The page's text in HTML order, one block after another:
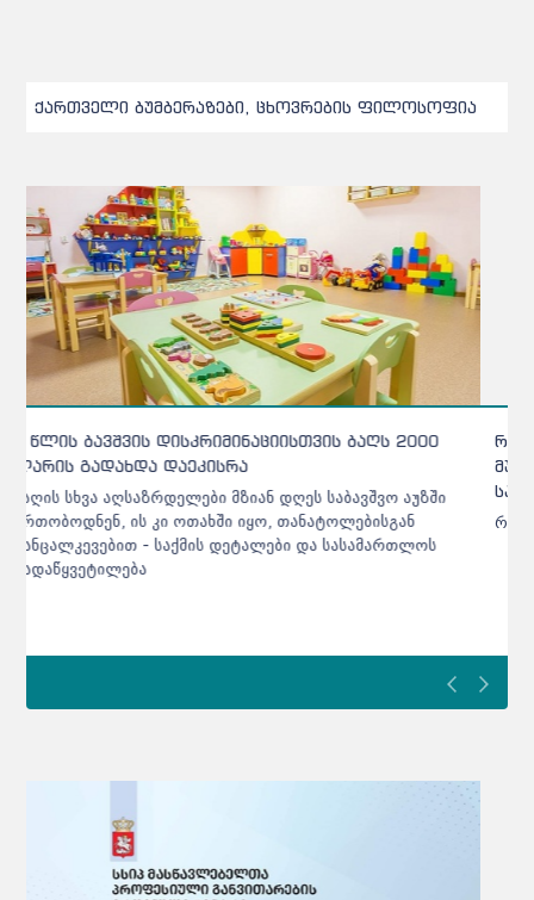
ქართველი ბუმბერაზები, ცხოვრების ფილოსოფია
რა უფლებები ენიჭებათ ბაღებში
მუნიციპალიტეტებს - „ისინი შეძლებენ სადავეების
საკუთარ ხელში აღებას“
რა ბედი ელით აღსაზრდელებს ბაღების დახურვის დროს